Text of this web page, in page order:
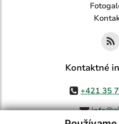
Kontaktné
+421 35